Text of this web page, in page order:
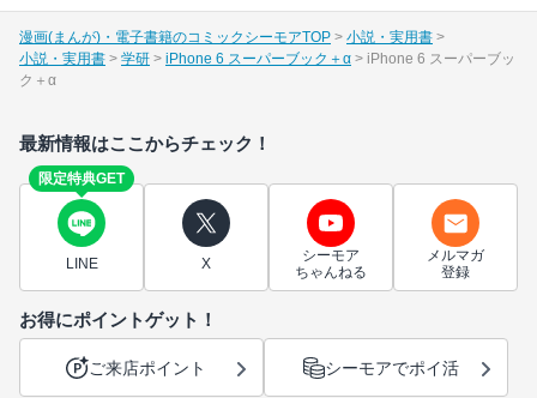
漫画(まんが)・電子書籍のコミックシーモアTOP
小説・実用書
小説・実用書
学研 iPhone 6 スーパーブック＋α
iPhone 6 スーパーブッ
ク＋α
最新情報はここからチェック！
限定特典GET
LINE X
シーモア
ちゃんねる
メルマガ
登録
お得にポイントゲット！
ご来店ポイント シーモアでポイ活